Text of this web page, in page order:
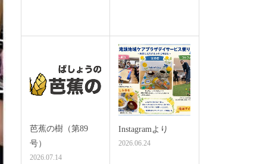
芭蕉の樹（第89
号）
2026.07.14
Instagramより
2026.06.24